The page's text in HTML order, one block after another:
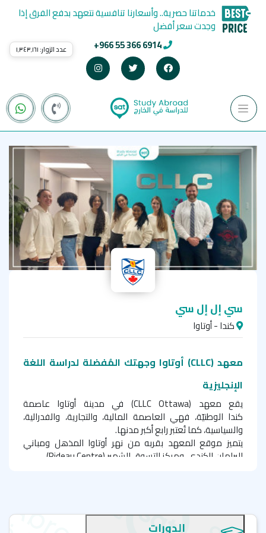
+966 55 366 6914
خدماتنا حصرية.. وأسعارنا تنافسية نتعهد بدفع الفرق إذا
وجدت سعر أفضل
عدد الزوار: ١٬٣٤٣٬١٦١
سي إل إل سي
كندا - أوتاوا
معهد (CLLC
) أوتاوا وجهتك المُفضلة لدراسة اللغة
الإنجليزية
يقع معهد (CLLC Ottawa) في مدينة أوتاوا عاصمة
كندا الوطنيّة، فهي العاصمة المالية، والتجارية، والفدرالية،
والسياسية، كما تُعتبر رابع أكبر مدنها.
يتميز موقع المعهد بقربه من نهر أوتاوا المذهل ومباني
البرلمان الكندي، ومركز التسوق الشهير (Rideau Centre
).
دورات اللغة الانجليزية في CLLC
الدورات